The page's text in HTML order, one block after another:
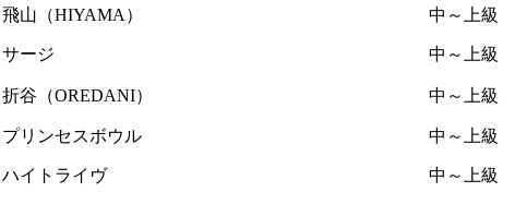
飛山（HIYAMA） 中～上級
サージ 中～上級
折谷（OREDANI） 中～上級
プリンセスボウル 中～上級
ハイトライヴ 中～上級